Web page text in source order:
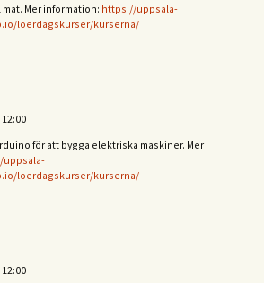
Mer information: https://uppsala-
loerdagskurser/kurserna/
12:00
för att bygga elektriska maskiner. Mer
loerdagskurser/kurserna/
12:00